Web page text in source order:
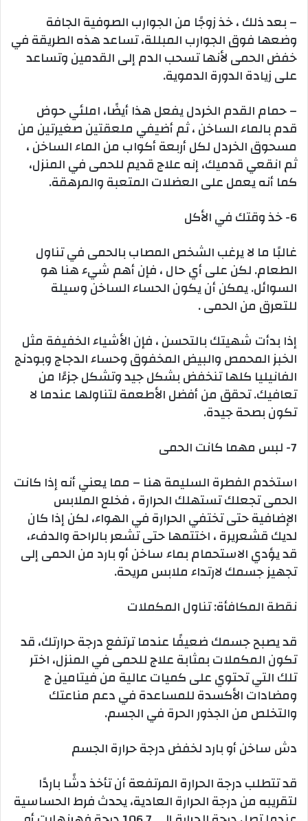
– بعد ذلك ، خذ زوجًا من الجوارب الصوفية الجافة
وضعها فوق الجوارب المبللة، تساعد هذه الطريقة في
خفض الحمى لأنها تسحب الدم إلى القدمين وتساعد
على زيادة الدورة الدموية.
– حمام القدم الخردل يفعل هذا أيضًا، املئي حوض
قدم بالماء الساخن ، ثم أضيفي ملعقتين صغيرتين من
مسحوق الخردل لكل أربعة أكواب من الماء الساخن ،
ثم انقعي قدميك، إنه علاج قديم للحمى في المنزل،
كما أنه يعمل على العضلات المتعبة والمرهقة.
6- خذ وقتك في الأكل
غالبًا ما لا يرغب الشخص المصاب بالحمى في تناول
الطعام. لكن على أي حال ، فإن أهم شيء هنا هو
السوائل. يمكن أن يكون الحساء الساخن وسيلة
للتعرق من الحمى .
إذا بدأت شهيتك بالتحسن ، فإن الأشياء الخفيفة مثل
الخبز المحمص والبيض المخفوق وحساء الدجاج وبودنج
الفانيليا كلها تنخفض بشكل جيد وتشكل جزءًا من
تعافيك. تحقق من أفضل الأطعمة لتناولها عندما لا
تكون بصحة جيدة.
7- لبس مهما كانت الحمى
استخدم الفطرة السليمة هنا – مما يعني أنه إذا كانت
الحمى تجعلك تستهلك الحرارة ، فخلع الملابس
الإضافية حتى تختفي الحرارة في الهواء، لكن إذا كان
لديك قشعريرة ، اختتمها حتى تشعر بالراحة والدفء،
قد يؤدي الاستحمام بماء ساخن أو بارد من الحمى إلى
تجهيز جسمك لارتداء ملابس مريحة.
نقطة المكافأة: تناول المكملات
قد يصبح جسمك ضعيفًا عندما ترتفع درجة حرارتك، قد
تكون المكملات بمثابة علاج للحمى في المنزل، اختر
تلك التي تحتوي على كميات عالية من فيتامين ج
ومضادات الأكسدة للمساعدة في دعم مناعتك
والتخلص من الجذور الحرة في الجسم.
دش ساخن أو بارد لخفض درجة حرارة الجسم
قد تتطلب درجة الحرارة المرتفعة أن تأخذ دشًا باردًا
لتقريبه من درجة الحرارة العادية، يحدث فرط الحساسية